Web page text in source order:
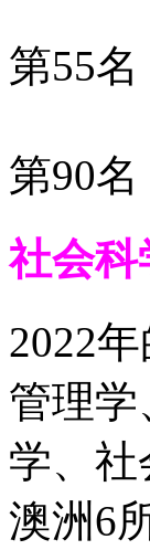
第55
第90
社会科
2022
管理
学、社
澳洲6